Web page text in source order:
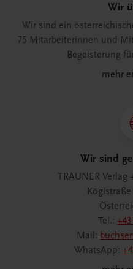
Wir
Wir sind ein
75 Mitarbeiterinnen und
Begeisterung
mehr
Wir sind
TRAUNER Verlag
Tel.: +43
Mail:
WhatsApp: